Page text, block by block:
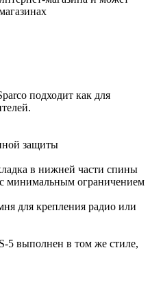
подходит как для
защиты
в нижней части спины
минимальным ограничением
для крепления радио или
5 выполнен в том же стиле,